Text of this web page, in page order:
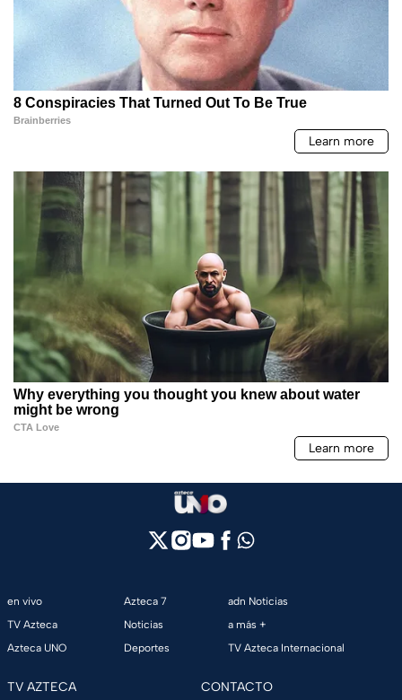
en vivo
TV Azteca
Azteca UNO
Azteca 7
Noticias
Deportes
adn Noticias
a más +
TV Azteca Internacional
TV AZTECA CONTACTO